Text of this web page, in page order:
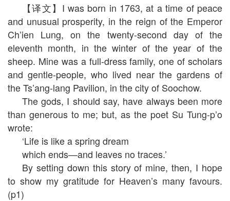
【译文】I was born in 1763, at a time of peace
and unusual prosperity, in the reign of the Emperor
Ch’ien Lung, on the twenty-second day of the
eleventh month, in the winter of the year of the
sheep. Mine was a full-dress family, one of scholars
and gentle-people, who lived near the gardens of
the Ts’ang-lang Pavilion, in the city of Soochow.
The gods, I should say, have always been more
than generous to me; but, as the poet Su Tung-p’o
wrote:
‘Life is like a spring dream
which ends—and leaves no traces.’
By setting down this story of mine, then, I hope
to show my gratitude for Heaven’s many favours.
(p1)